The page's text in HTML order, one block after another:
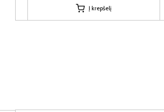
Į krepšelį